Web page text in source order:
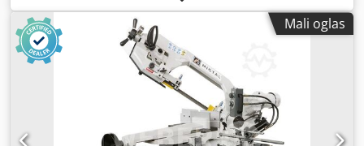
Mali oglas